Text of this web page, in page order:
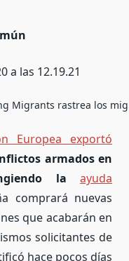
Migrants rastrea los
Europea exportó
armados en
la ayuda
comprará nuevas
que acabarán en
solicitantes de
hace pocos días